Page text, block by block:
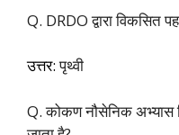
Q. DRDO द्वारा विकसित
उत्तर:पृथ्वी
Q. कोकण नौसेनिक अभ्यास